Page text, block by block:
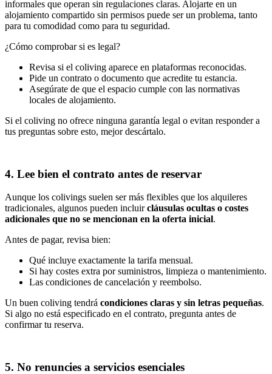
informales que operan sin regulaciones claras. Alojarte en un
alojamiento compartido sin permisos puede ser un problema, tanto
para tu comodidad como para tu seguridad.
¿Cómo comprobar si es legal?
Revisa si el coliving aparece en plataformas reconocidas.
Pide un contrato o documento que acredite tu estancia.
Asegúrate de que el espacio cumple con las normativas
locales de alojamiento.
Si el coliving no ofrece ninguna garantía legal o evitan responder a
tus preguntas sobre esto, mejor descártalo.
4. Lee bien el contrato antes de reservar
Aunque los colivings suelen ser más flexibles que los alquileres
tradicionales, algunos pueden incluircláusulas ocultas o costes
adicionales que no se mencionan en la oferta inicial.
Antes de pagar, revisa bien:
Qué incluye exactamente la tarifa mensual.
Si hay costes extra por suministros, limpieza o mantenimiento.
Las condiciones de cancelación y reembolso.
Un buen coliving tendrá condiciones claras y sin letras pequeñas.
Si algo no está especificado en el contrato, pregunta antes de
confirmar tu reserva.
5. No renuncies a servicios esenciales